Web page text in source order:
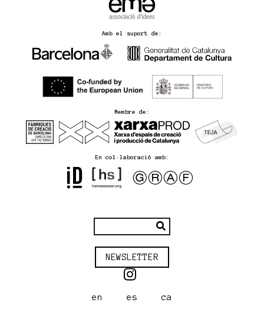
Amb el suport de:
Membre de:
En col·laboració amb:
NEWSLETTER
en es ca